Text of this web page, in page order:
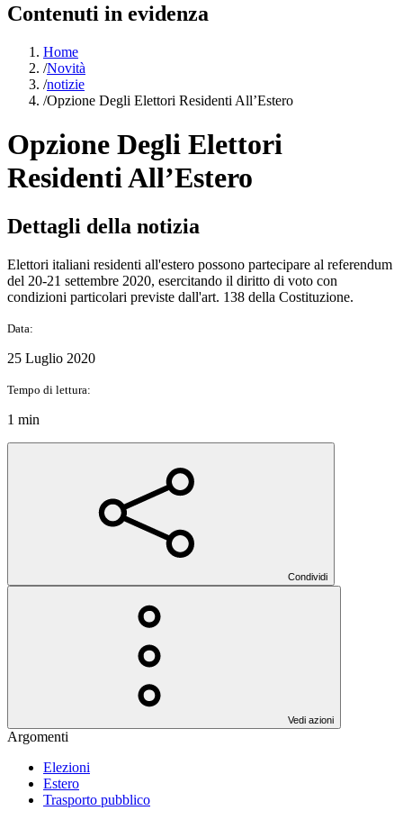
Contenuti in evidenza
Home
/Novità
/notizie
/Opzione Degli Elettori Residenti All’Estero
Opzione Degli Elettori
Residenti All’Estero
Dettagli della notizia
Elettori italiani residenti all'estero possono partecipare al referendum
del 20-21 settembre 2020, esercitando il diritto di voto con
condizioni particolari previste dall'art. 138 della Costituzione.
Data:
25 Luglio 2020
Tempo di lettura:
1 min
Condividi
Vedi azioni
Argomenti
Elezioni
Estero
Trasporto pubblico